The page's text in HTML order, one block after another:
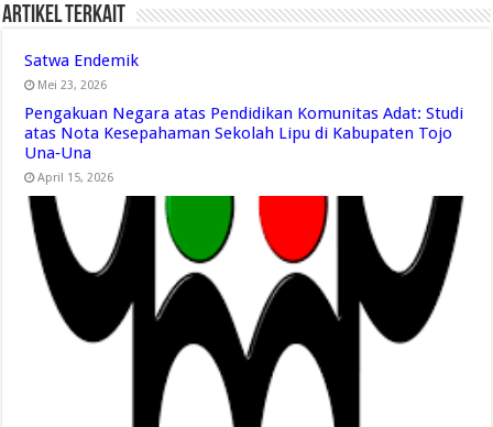
Artikel Terkait
Satwa Endemik
Mei 23, 2026
Pengakuan Negara atas Pendidikan Komunitas Adat: Studi
atas Nota Kesepahaman Sekolah Lipu di Kabupaten Tojo
Una‑Una
April 15, 2026